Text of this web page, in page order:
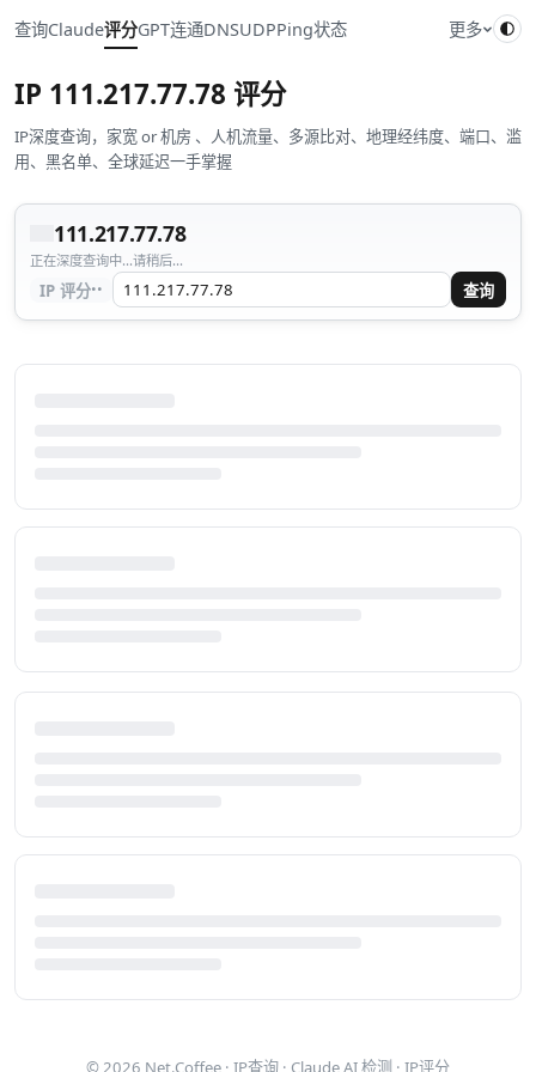
查询Claude评分GPT连通DNSUDPPing状态 更多
IP 111.217.77.78 评分
IP深度查询，家宽 or 机房 、人机流量、多源比对、地理经纬度、端口、滥
用、黑名单、全球延迟一手掌握
111.217.77.78
正在深度查询中...请稍后...
IP 评分·· 查询
© 2026 Net.Coffee · IP查询 · Claude AI 检测 · IP评分